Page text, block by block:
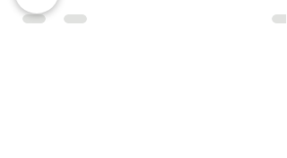
tendance observée ces dernières saisons dans